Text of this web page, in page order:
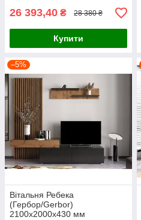
26 393,40 ₴ 28 380 ₴
Купити
–5%
Вітальня Ребека
(Гербор/Gerbor)
2100х2000х430 мм